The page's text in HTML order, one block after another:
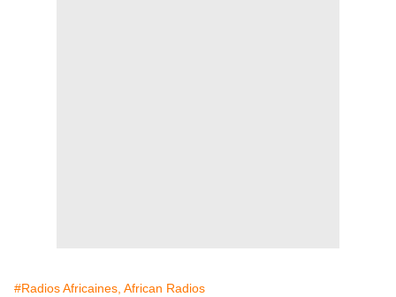
#Radios Africaines, African Radios